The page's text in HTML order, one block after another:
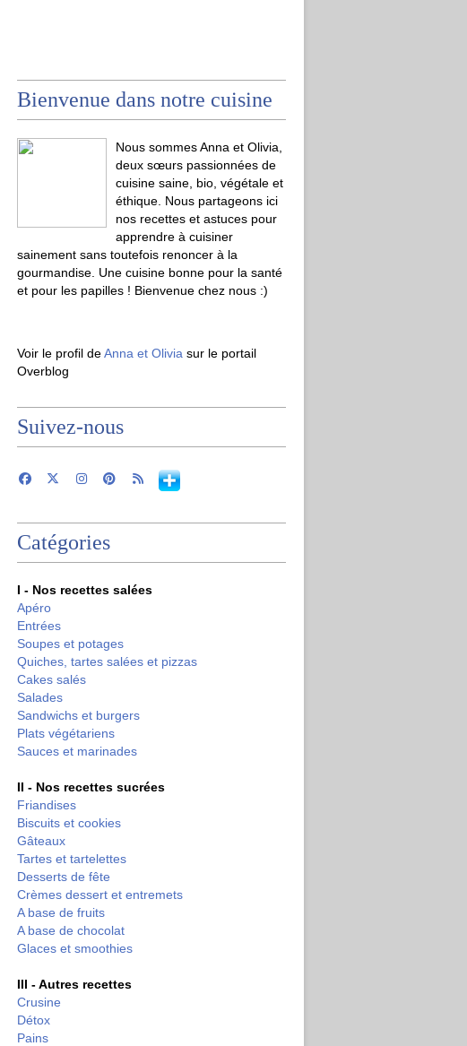
Bienvenue dans notre cuisine
Nous sommes Anna et Olivia,
deux sœurs passionnées de
cuisine saine, bio, végétale et
éthique. Nous partageons ici
nos recettes et astuces pour
apprendre à cuisiner
sainement sans toutefois renoncer à la
gourmandise. Une cuisine bonne pour la santé
et pour les papilles ! Bienvenue chez nous :)
Voir le profil deAnna et Olivia sur le portail
Overblog
Suivez-nous
Catégories
I - Nos recettes salées
Apéro
Entrées
Soupes et potages
Quiches, tartes salées et pizzas
Cakes salés
Salades
Sandwichs et burgers
Plats végétariens
Sauces et marinades
II - Nos recettes sucrées
Friandises
Biscuits et cookies
Gâteaux
Tartes et tartelettes
Desserts de fête
Crèmes dessert et entremets
A base de fruits
A base de chocolat
Glaces et smoothies
III - Autres recettes
Crusine
Détox
Pains